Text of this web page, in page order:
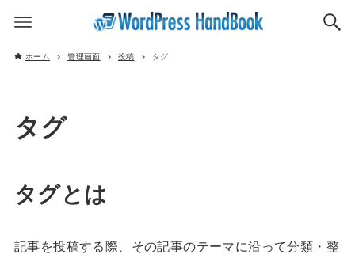
ホーム 管理画面 投稿 タグ
タグ
タグとは
記事を投稿する際、その記事のテーマに沿って分類・整